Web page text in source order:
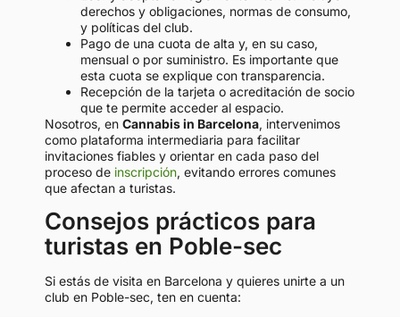
derechos y obligaciones, normas de consumo,
y políticas del club.
Pago de una cuota de alta y, en su caso,
mensual o por suministro. Es importante que
esta cuota se explique con transparencia.
Recepción de la tarjeta o acreditación de socio
que te permite acceder al espacio.
Nosotros, en Cannabis in Barcelona, intervenimos
como plataforma intermediaria para facilitar
invitaciones fiables y orientar en cada paso del
proceso de inscripción, evitando errores comunes
que afectan a turistas.
Consejos prácticos para
turistas en Poble-sec
Si estás de visita en Barcelona y quieres unirte a un
club en Poble-sec, ten en cuenta: